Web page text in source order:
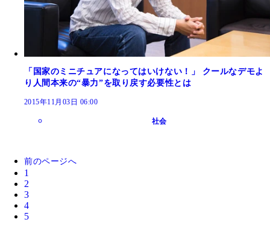
「国家のミニチュアになってはいけない！」 クールなデモよ
り人間本来の“暴力”を取り戻す必要性とは
2015年11月03日 06:00
社会
前のページへ
1
2
3
4
5